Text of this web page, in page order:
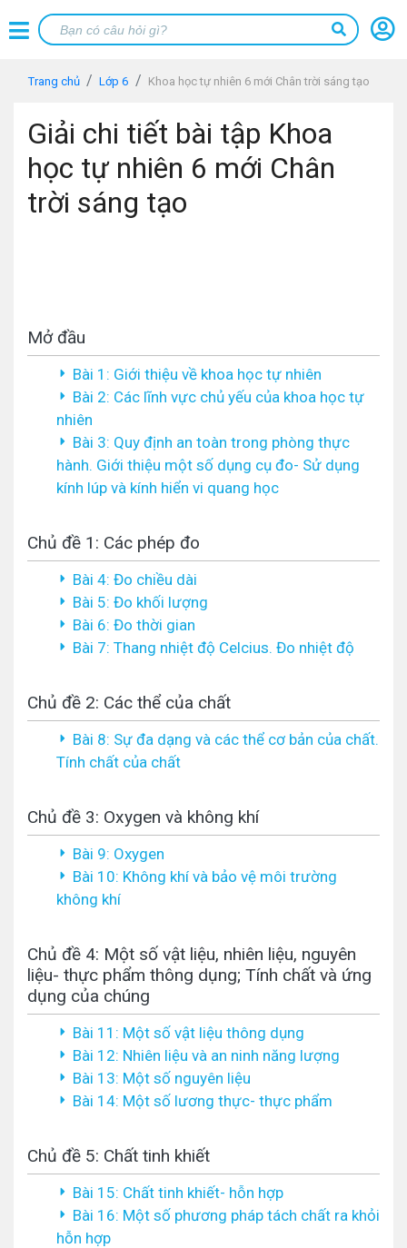
Trang chủ Lớp 6 Khoa học tự nhiên 6 mới Chân trời sáng tạo
Giải chi tiết bài tập Khoa
học tự nhiên 6 mới Chân
trời sáng tạo
Mở đầu
Bài 1: Giới thiệu về khoa học tự nhiên
Bài 2: Các lĩnh vực chủ yếu của khoa học tự
nhiên
Bài 3: Quy định an toàn trong phòng thực
hành. Giới thiệu một số dụng cụ đo- Sử dụng
kính lúp và kính hiển vi quang học
Chủ đề 1: Các phép đo
Bài 4: Đo chiều dài
Bài 5: Đo khối lượng
Bài 6: Đo thời gian
Bài 7: Thang nhiệt độ Celcius. Đo nhiệt độ
Chủ đề 2: Các thể của chất
Bài 8: Sự đa dạng và các thể cơ bản của chất.
Tính chất của chất
Chủ đề 3: Oxygen và không khí
Bài 9: Oxygen
Bài 10: Không khí và bảo vệ môi trường
không khí
Chủ đề 4: Một số vật liệu, nhiên liệu, nguyên
liệu- thực phẩm thông dụng; Tính chất và ứng
dụng của chúng
Bài 11: Một số vật liệu thông dụng
Bài 12: Nhiên liệu và an ninh năng lượng
Bài 13: Một số nguyên liệu
Bài 14: Một số lương thực- thực phẩm
Chủ đề 5: Chất tinh khiết
Bài 15: Chất tinh khiết- hỗn hợp
Bài 16: Một số phương pháp tách chất ra khỏi
hỗn hợp